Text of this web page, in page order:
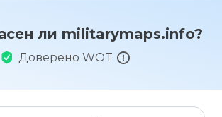
ли militarymaps.info?
Доверено WOT